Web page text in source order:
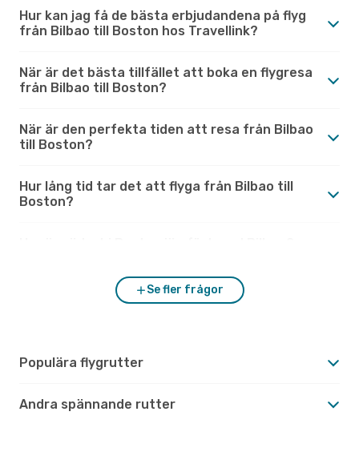
Hur kan jag få de bästa erbjudandena på flyg
från Bilbao till Boston hos Travellink?
När är det bästa tillfället att boka en flygresa
från Bilbao till Boston?
När är den perfekta tiden att resa från Bilbao
till Boston?
Hur lång tid tar det att flyga från Bilbao till
Boston?
Se fler frågor
Populära flygrutter
Andra spännande rutter